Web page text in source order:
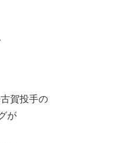
賀投手の
が